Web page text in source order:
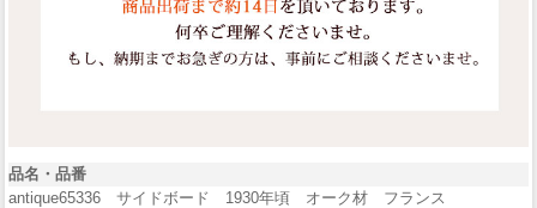
品名・品番
antique65336 サイドボード 1930年頃 オーク材 フランス